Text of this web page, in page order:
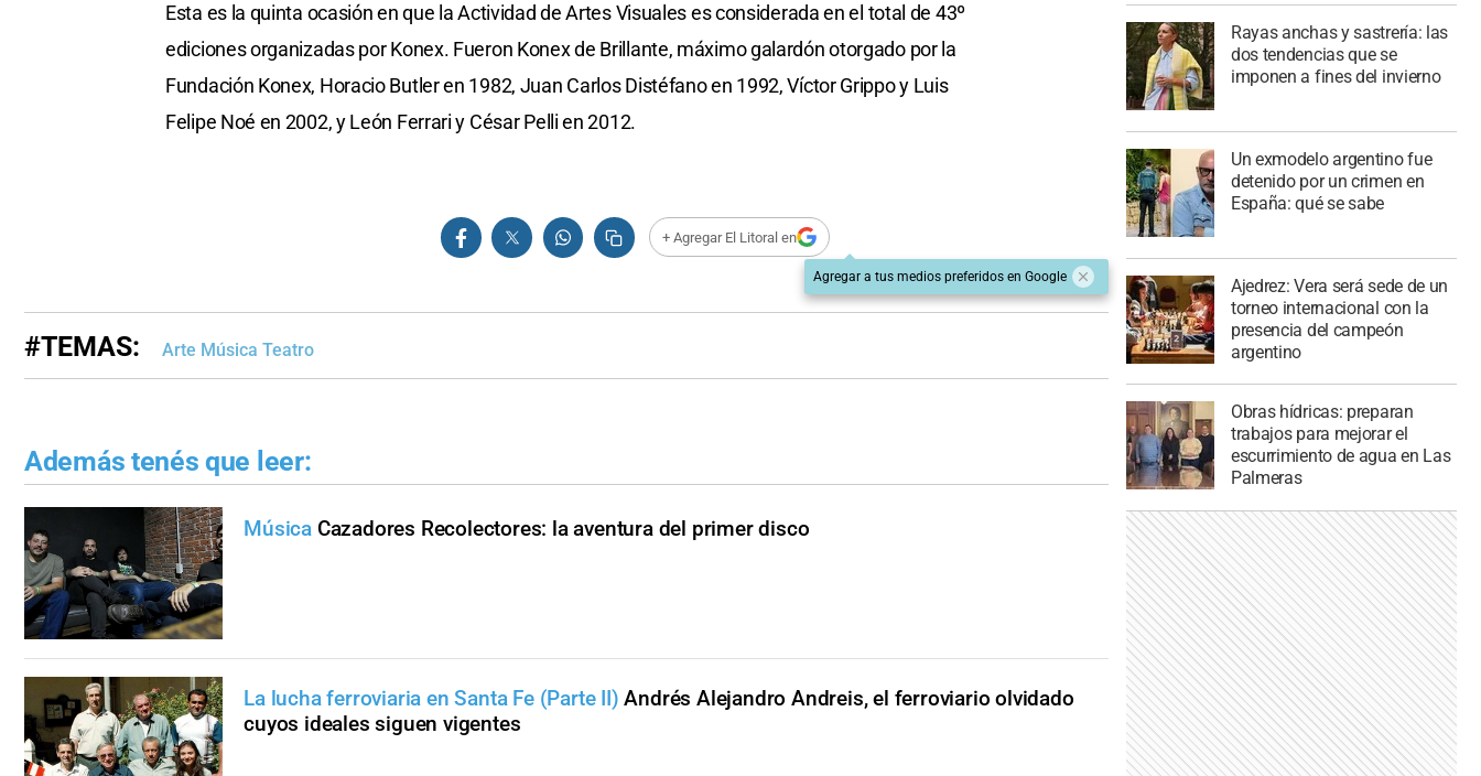
Esta es la quinta ocasión en que la Actividad de Artes Visuales es considerada en el total de 43º
ediciones organizadas por Konex. Fueron Konex de Brillante, máximo galardón otorgado por la
Fundación Konex, Horacio Butler en 1982, Juan Carlos Distéfano en 1992, Víctor Grippo y Luis
Felipe Noé en 2002, y León Ferrari y César Pelli en 2012.
+ Agregar El Litoral en
Agregar a tus medios preferidos en Google
#TEMAS: Arte Música Teatro
Además tenés que leer:
Música Cazadores Recolectores: la aventura del primer disco
La lucha ferroviaria en Santa Fe (Parte II) Andrés Alejandro Andreis, el ferroviario olvidado
cuyos ideales siguen vigentes
Rayas anchas y sastrería: las
dos tendencias que se
imponen a fines del invierno
Un exmodelo argentino fue
detenido por un crimen en
España: qué se sabe
Ajedrez: Vera será sede de un
torneo internacional con la
presencia del campeón
argentino
Obras hídricas: preparan
trabajos para mejorar el
escurrimiento de agua en Las
Palmeras